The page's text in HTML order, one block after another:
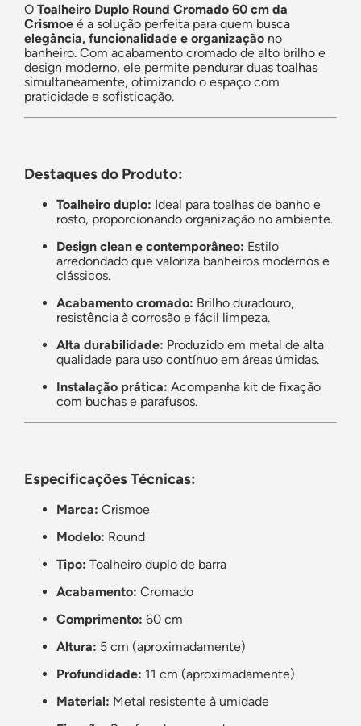
O Toalheiro Duplo Round Cromado 60 cm da
Crismoe é a solução perfeita para quem busca
elegância, funcionalidade e organização no
banheiro. Com acabamento cromado de alto brilho e
design moderno, ele permite pendurar duas toalhas
simultaneamente, otimizando o espaço com
praticidade e sofisticação.
Destaques do Produto:
Toalheiro duplo: Ideal para toalhas de banho e
rosto, proporcionando organização no ambiente.
Design clean e contemporâneo: Estilo
arredondado que valoriza banheiros modernos e
clássicos.
Acabamento cromado: Brilho duradouro,
resistência à corrosão e fácil limpeza.
Alta durabilidade: Produzido em metal de alta
qualidade para uso contínuo em áreas úmidas.
Instalação prática: Acompanha kit de fixação
com buchas e parafusos.
Especificações Técnicas:
Marca: Crismoe
Modelo: Round
Tipo: Toalheiro duplo de barra
Acabamento: Cromado
Comprimento: 60 cm
Altura: 5 cm (aproximadamente)
Profundidade: 11 cm (aproximadamente)
Material: Metal resistente à umidade